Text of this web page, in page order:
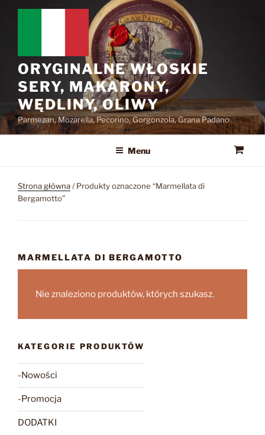
Przejdź
ORYGINALNE WŁOSKIE
SERY, MAKARONY,
WĘDLINY, OLIWY
Parmezan, Mozarella, Pecorino, Gorgonzola, Grana Padano
Menu
Strona główna/ Produkty oznaczone “Marmellata di
Bergamotto”
MARMELLATA DI BERGAMOTTO
Nie znaleziono produktów, których szukasz.
KATEGORIE PRODUKTÓW
-Nowości
-Promocja
DODATKI